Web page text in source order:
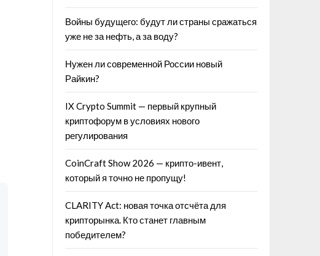
Войны будущего: будут ли страны сражаться
уже не за нефть, а за воду?
Нужен ли современной России новый
Райкин?
IX Crypto Summit — первый крупный
криптофорум в условиях нового
регулирования
CoinCraft Show 2026 — крипто-ивент,
который я точно не пропущу!
CLARITY Act: новая точка отсчёта для
крипторынка. Кто станет главным
победителем?